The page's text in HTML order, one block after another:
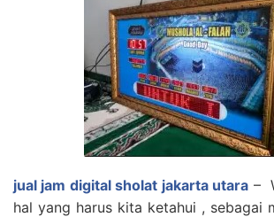
jual jam digital sholat jakarta utara –
hal yang harus kita ketahui , sebagai